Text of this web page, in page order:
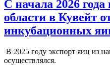
С начала 2026 года
области в Кувейт
инкубационных
В 2025 году экспорт яиц из
осуществлялся.